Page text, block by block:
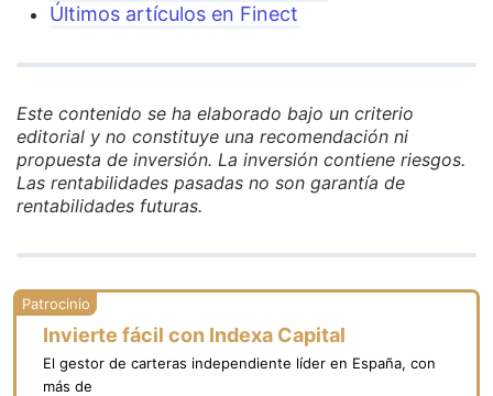
Últimos artículos en Finect
Este contenido se ha elaborado bajo un criterio
editorial y no constituye una recomendación ni
propuesta de inversión. La inversión contiene riesgos.
Las rentabilidades pasadas no son garantía de
rentabilidades futuras.
Invierte fácil con Indexa Capital
El gestor de carteras independiente líder en España, con
más de